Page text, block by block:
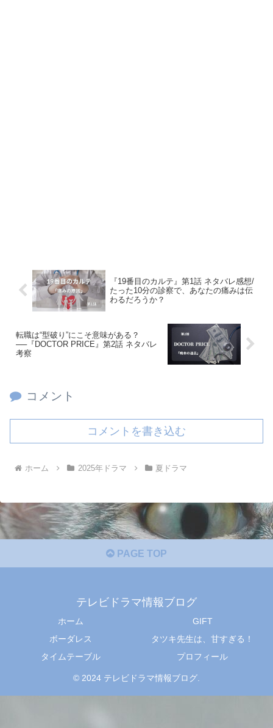
『19番目のカルテ』第1話 ネタバレ感想/
たった10分の診察で、あなたの痛みは伝
わるだろうか？
転職は“型破り”にこそ意味がある？
──『DOCTOR PRICE』第2話 ネタバレ
考察
コメント
コメントを書き込む
ホーム 2025年ドラマ 夏ドラマ
PAGE TOP
テレビドラマ情報ブログ
ホーム
GIFT
ボーダレス
タツキ先生は、甘すぎる！
タイムテーブル
プロフィール
© 2024 テレビドラマ情報ブログ.